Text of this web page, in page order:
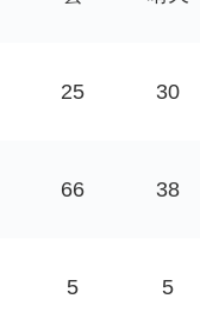
25 30
66 38
5 5